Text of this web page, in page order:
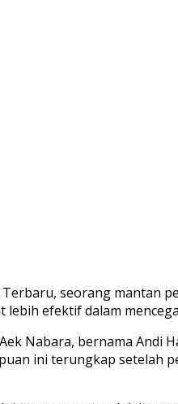
seorang mantan
efektif dalam
Nabara, bernama Andi
ini terungkap setelah